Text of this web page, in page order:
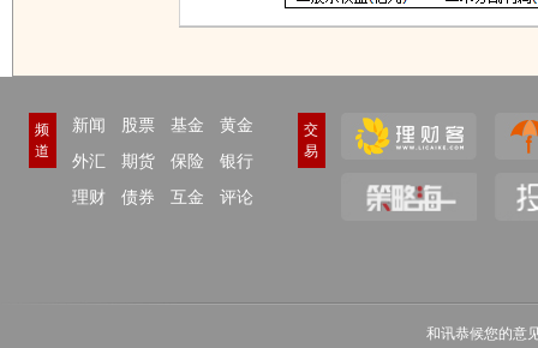
频
道
新闻 股票 基金
黄金
外汇
期货 保险
银行
理财
债券 互金 评论
交
易
和讯恭候您的意